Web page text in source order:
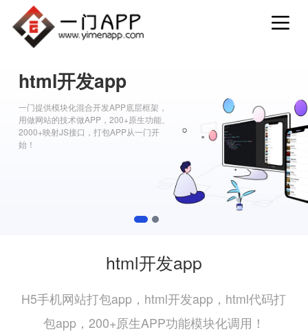
html开发app
一门提供模块化混合开发APP底层框架，
用做网站的技术做APP，200+原生功能、
2000+映射JS接口，打包APP从一门开
始！
1 2
html开发app
H5手机网站打包app，html开发app，html代码打
包app，200+原生APP功能模块化调用！